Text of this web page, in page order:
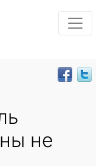
не